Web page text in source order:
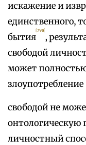
искажение и
единственного,
бытия
[798]
,
свободой
может
злоупотребление
свободой не
личностный